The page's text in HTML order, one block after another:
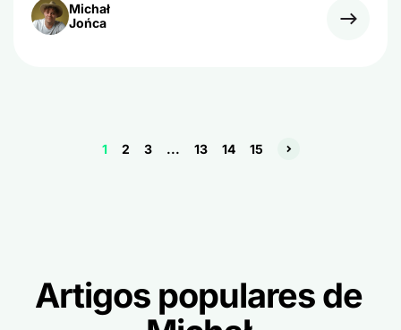
Michał
Jońca
1 2 3 ... 13 14 15
Artigos populares de